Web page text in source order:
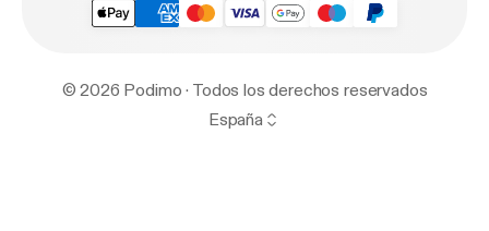
© 2026 Podimo · Todos los derechos reservados
España